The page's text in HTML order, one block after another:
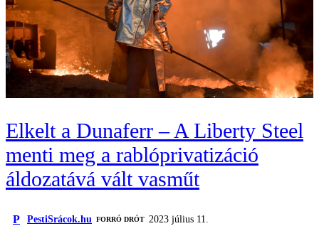
Elkelt a Dunaferr – A Liberty Steel
menti meg a rablóprivatizáció
áldozatává vált vasműt
P PestiSrácok.hu FORRÓ DRÓT 2023 július 11.